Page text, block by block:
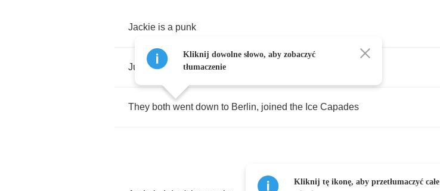
Jackie is a punk
Judy is a runt
They both went down to Berlin, joined the Ice Capades
Kliknij dowolne słowo, aby zobaczyć
tłumaczenie
Kliknij tę ikonę, aby przetłumaczyć całe